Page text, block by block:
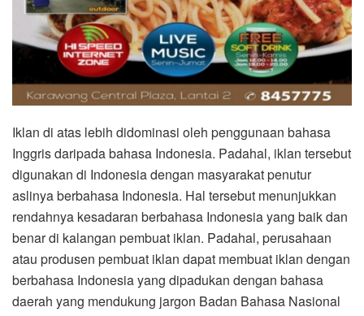
Iklan di atas lebih didominasi oleh penggunaan bahasa
Inggris daripada bahasa Indonesia. Padahal, iklan tersebut
digunakan di Indonesia dengan masyarakat penutur
aslinya berbahasa Indonesia. Hal tersebut menunjukkan
rendahnya kesadaran berbahasa Indonesia yang baik dan
benar di kalangan pembuat iklan. Padahal, perusahaan
atau produsen pembuat iklan dapat membuat iklan dengan
berbahasa Indonesia yang dipadukan dengan bahasa
daerah yang mendukung jargon Badan Bahasa Nasional